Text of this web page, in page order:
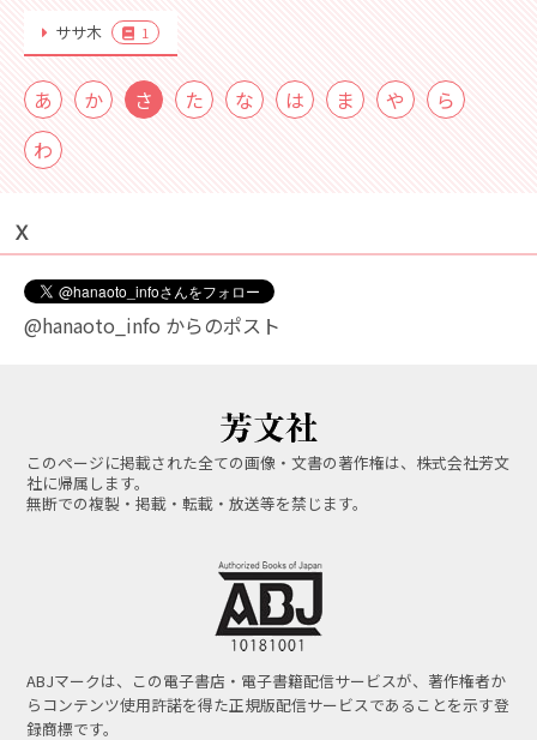
ササ木 1
あ か さ た な は ま や
ら
わ
Ｘ
@hanaoto_info からのポスト
このページに掲載された全ての画像・文書の著作権は、株式会社芳文
社に帰属します。
無断での複製・掲載・転載・放送等を禁じます。
ABJマークは、この電子書店・電子書籍配信サービスが、著作権者か
らコンテンツ使用許諾を得た正規版配信サービスであることを示す登
録商標です。